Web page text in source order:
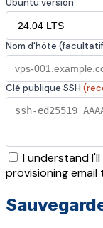
Ubuntu version
Nom d'hôte
Clé publique SSH
I understand
provisioning email